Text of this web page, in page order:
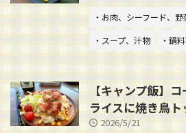
・お肉、シーフード、野
・スープ、汁物
・鍋
【キャンプ飯】
ライスに焼き鳥
2026/5/21